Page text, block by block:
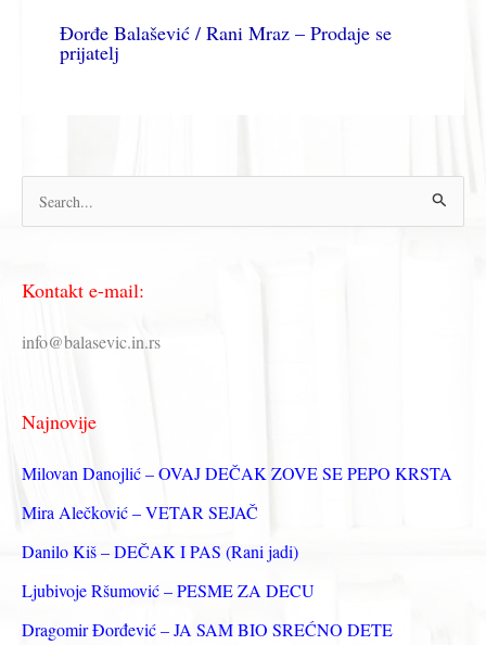
Đorđe Balašević / Rani Mraz – Prodaje se
prijatelj
р
т
а
з
а
Kontakt e-mail:
info@balasevic.in.rs
Najnovije
Milovan Danojlić – OVAJ DEČAK ZOVE SE PEPO KRSTA
Mira Alečković – VETAR SEJAČ
Danilo Kiš – DEČAK I PAS (Rani jadi)
Ljubivoje Ršumović – PESME ZA DECU
Dragomir Đorđević – JA SAM BIO SREĆNO DETE